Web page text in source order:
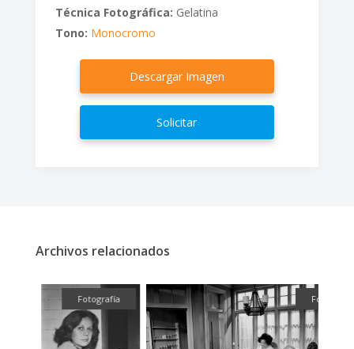
Técnica Fotográfica: Gelatina
Tono: Monocromo
Descargar Imagen
Solicitar
Archivos relacionados
Fotografía Fotografía